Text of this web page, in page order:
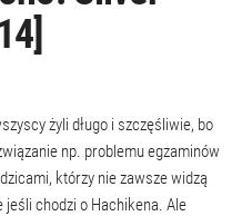
żyli długo i szczęśliwie, bo
np. problemu egzaminów
którzy nie zawsze widzą
chodzi o Hachikena. Ale